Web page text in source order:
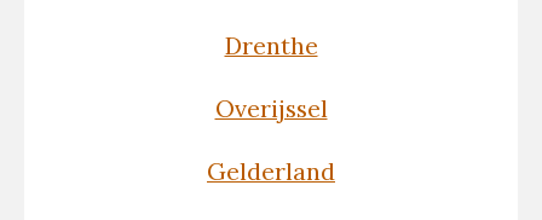
Drenthe
Overijssel
Gelderland